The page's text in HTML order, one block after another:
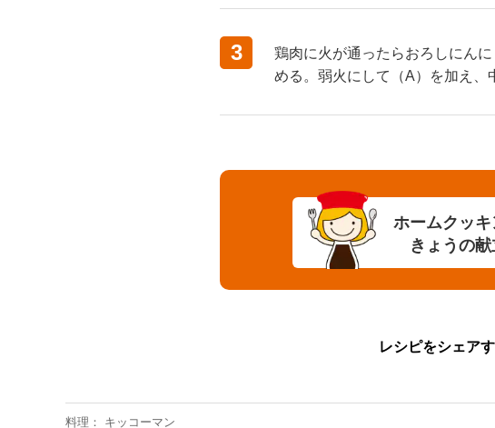
3
鶏肉に火が通ったらおろしにん
める。弱火にして（A）を加え、
ホームクッキ
きょうの献
レシピをシェア
料理 キッコーマン